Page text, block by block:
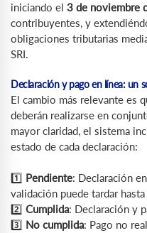
iniciando el 3 de noviembre
contribuyentes, y
obligaciones tributarias
SRI.
Declaración y pago en línea: un
El cambio más relevante es
deberán realizarse en
mayor claridad, el sistema
estado de cada declaración:
1️⃣ Pendiente: Declaración
validación puede tardar
2️⃣ Cumplida: Declaración y
3️⃣ No cumplida: Pago no